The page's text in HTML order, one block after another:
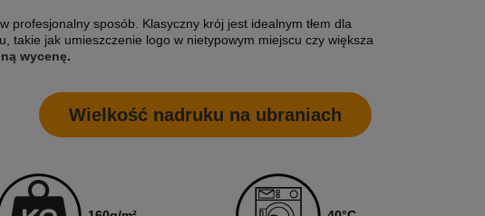
profesjonalny sposób. Klasyczny krój jest idealnym tłem dla
takie jak umieszczenie logo w nietypowym miejscu czy większa
wycenę.
Wielkość nadruku na ubraniach